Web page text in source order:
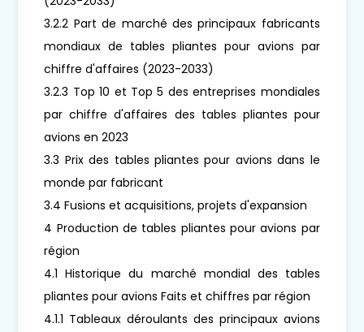
3.2.2 Part de marché des principaux fabricants
mondiaux de tables pliantes pour avions par
chiffre d'affaires (2023-2033)
3.2.3 Top 10 et Top 5 des entreprises mondiales
par chiffre d'affaires des tables pliantes pour
avions en 2023
3.3 Prix des tables pliantes pour avions dans le
monde par fabricant
3.4 Fusions et acquisitions, projets d'expansion
4 Production de tables pliantes pour avions par
région
4.1 Historique du marché mondial des tables
pliantes pour avions Faits et chiffres par région
4.1.1 Tableaux déroulants des principaux avions